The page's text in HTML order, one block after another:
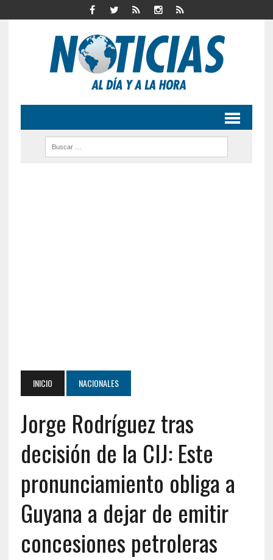
INICIO NACIONALES
Jorge Rodríguez tras
decisión de la CIJ: Este
pronunciamiento obliga a
Guyana a dejar de emitir
concesiones petroleras